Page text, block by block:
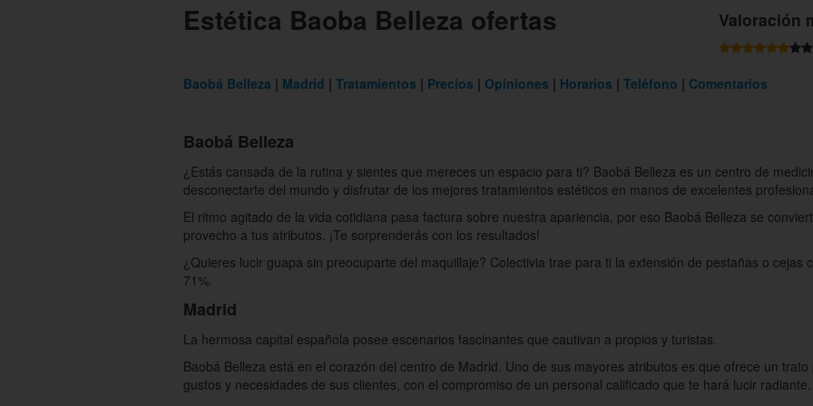
Estética Baoba Belleza ofertas Valoración
Baobá Belleza Madrid Tratamientos Precios Opiniones Horarios Teléfono Comentarios
Baobá Belleza
¿Estás cansada de la rutina y sientes que mereces un espacio para ti? Baobá Belleza es un centro de
desconectarte del mundo y disfrutar de los mejores tratamientos estéticos en manos de excelentes
El ritmo agitado de la vida cotidiana pasa factura sobre nuestra apariencia, por eso Baobá Belleza se
provecho a tus atributos. ¡Te sorprenderás con los resultados!
¿Quieres lucir guapa sin preocuparte del maquillaje? Colectivia trae para ti la extensión de pestañas o cejas
71%.
Madrid
La hermosa capital española posee escenarios fascinantes que cautivan a propios y turistas.
Baobá Belleza está en el corazón del centro de Madrid. Uno de sus mayores atributos es que ofrece un
gustos y necesidades de sus clientes, con el compromiso de un personal calificado que te hará lucir